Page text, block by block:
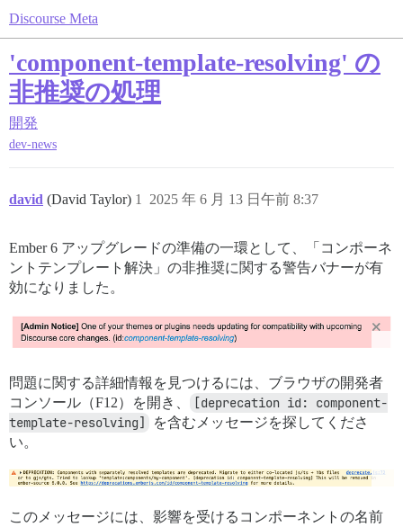
Discourse Meta
'component-template-resolving' の
非推奨の処理
開発
dev-news
david (David Taylor) 2025 年 6 月 13 日午前 8:37
1
Ember 6 アップグレードの準備の一環として、「コンポーネ
ントテンプレート解決」の非推奨に関する警告バナーが有
効になりました。
問題に関する詳細情報を見つけるには、ブラウザの開発者
コンソール（F12）を開き、
[deprecation id: component-
template-resolving]
を含むメッセージを探してくださ
い。
このメッセージには、影響を受けるコンポーネントの名前